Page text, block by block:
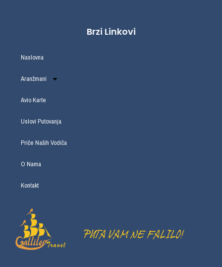
Brzi Linkovi
Naslovna
Aranžmani
Avio Karte
Uslovi Putovanja
Priče Naših Vodiča
O Nama
Kontakt